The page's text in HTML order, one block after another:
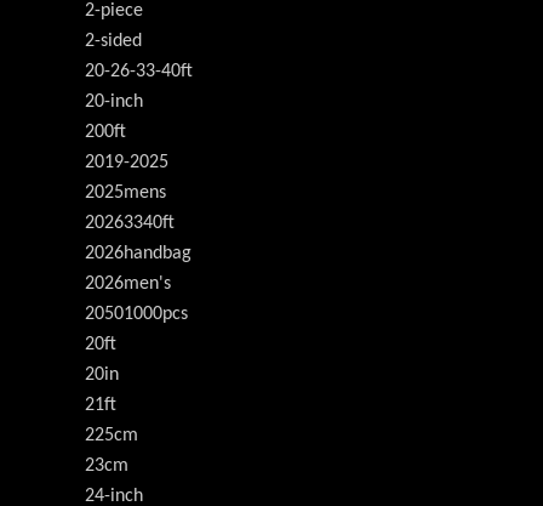
2-piece
2-sided
20-26-33-40ft
20-inch
200ft
2019-2025
2025mens
20263340ft
2026handbag
2026men's
20501000pcs
20ft
20in
21ft
225cm
23cm
24-inch